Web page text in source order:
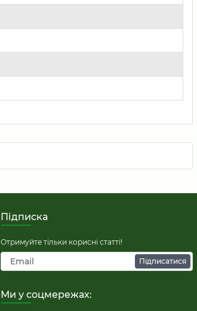
Підписка
Отримуйте тільки корисні статті!
Підписатися
Ми у соцмережах: